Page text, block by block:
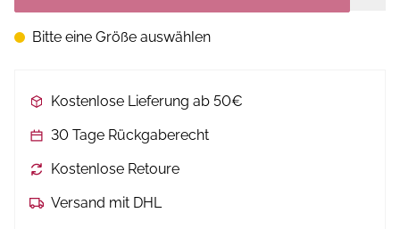
Bitte eine Größe auswählen
Kostenlose Lieferung ab 50€
30 Tage Rückgaberecht
Kostenlose Retoure
Versand mit DHL